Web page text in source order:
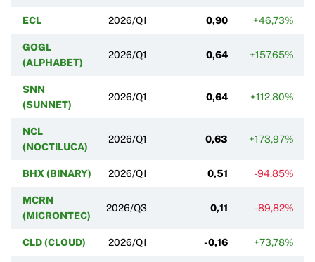
ECL 2026/Q1 0,90 +46,73%
GOGL
(ALPHABET)
2026/Q1 0,64 +157,65%
SNN
(SUNNET)
2026/Q1 0,64 +112,80%
NCL
(NOCTILUCA)
2026/Q1 0,63 +173,97%
BHX (BINARY) 2026/Q1 0,51 -94,85%
MCRN
(MICRONTEC)
2026/Q3 0,11 -89,82%
CLD (CLOUD) 2026/Q1 -0,16 +73,78%